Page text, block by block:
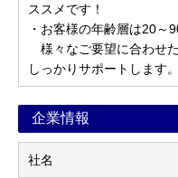
ススメです！
・お客様の年齢層は20～
様々なご要望に合わせ
しっかりサポートします。
企業情報
社名